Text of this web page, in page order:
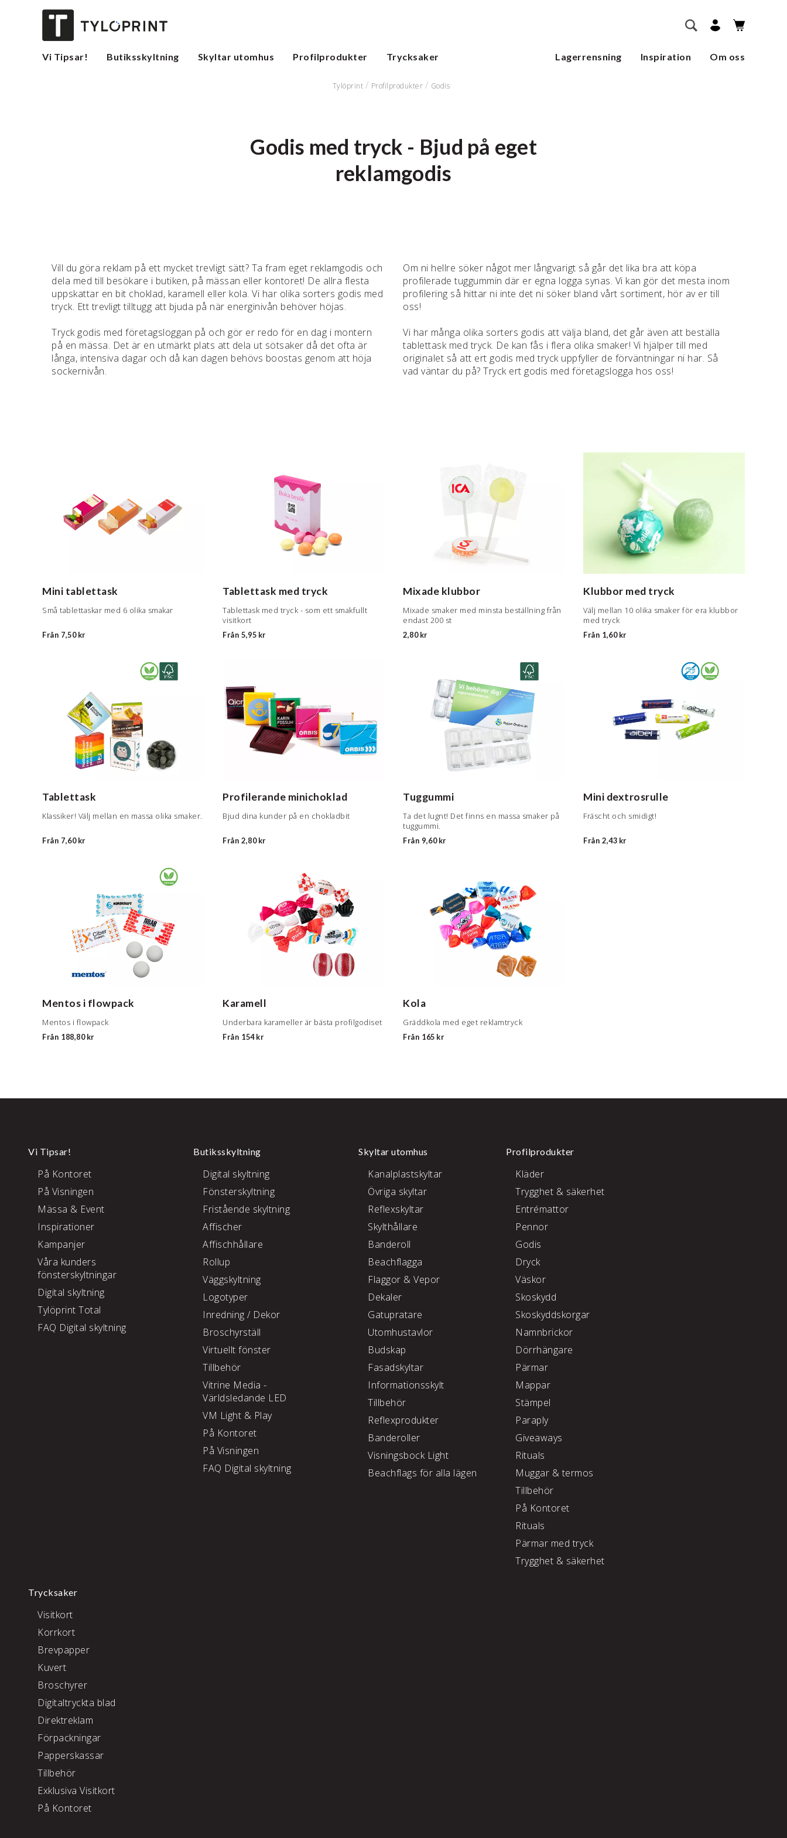
        SÖK
Vi Tipsar! Butiksskyltning Skyltar utomhus Profilprodukter Trycksaker Lagerrensning Inspiration Om oss
Tylöprint Profilprodukter Godis
Godis med tryck - Bjud på eget
reklamgodis
Vill du göra reklam på ett mycket trevligt sätt? Ta fram eget reklamgodis och
dela med till besökare i butiken, på mässan eller kontoret! De allra flesta
uppskattar en bit choklad, karamell eller kola. Vi har olika sorters godis med
tryck. Ett trevligt tilltugg att bjuda på när energinivån behöver höjas.
Tryck godis med företagsloggan på och gör er redo för en dag i montern
på en mässa. Det är en utmärkt plats att dela ut sötsaker då det ofta är
långa, intensiva dagar och då kan dagen behövs boostas genom att höja
sockernivån.
Om ni hellre söker något mer långvarigt så går det lika bra att köpa
profilerade tuggummin där er egna logga synas. Vi kan gör det mesta inom
profilering så hittar ni inte det ni söker bland vårt sortiment, hör av er till
oss!
Vi har många olika sorters godis att välja bland, det går även att beställa
tablettask med tryck. De kan fås i flera olika smaker! Vi hjälper till med
originalet så att ert godis med tryck uppfyller de förväntningar ni har. Så
vad väntar du på? Tryck ert godis med företagslogga hos oss!
Mini tablettask
Små tablettaskar med 6 olika smakar
Från 7,50 kr
Tablettask med tryck
Tablettask med tryck - som ett smakfullt
visitkort
Från 5,95 kr
Mixade klubbor
Mixade smaker med minsta beställning från
endast 200 st
2,80 kr
Klubbor med tryck
Välj mellan 10 olika smaker för era klubbor
med tryck
Från 1,60 kr
Tablettask
Klassiker! Välj mellan en massa olika smaker.
Från 7,60 kr
Profilerande minichoklad
Bjud dina kunder på en chokladbit
Från 2,80 kr
Tuggummi
Ta det lugnt! Det finns en massa smaker på
tuggummi.
Från 9,60 kr
Mini dextrosrulle
Fräscht och smidigt!
Från 2,43 kr
Mentos i flowpack
Mentos i flowpack
Från 188,80 kr
Karamell
Underbara karameller är bästa profilgodiset
Från 154 kr
Kola
Gräddkola med eget reklamtryck
Från 165 kr
Vi Tipsar!
På Kontoret
På Visningen
Mässa & Event
Inspirationer
Kampanjer
Våra kunders
fönsterskyltningar
Digital skyltning
Tylöprint Total
FAQ Digital skyltning
Butiksskyltning
Digital skyltning
Fönsterskyltning
Fristående skyltning
Affischer
Affischhållare
Rollup
Väggskyltning
Logotyper
Inredning / Dekor
Broschyrställ
Virtuellt fönster
Tillbehör
Vitrine Media -
Världsledande LED
VM Light & Play
På Kontoret
På Visningen
FAQ Digital skyltning
Skyltar utomhus
Kanalplastskyltar
Övriga skyltar
Reflexskyltar
Skylthållare
Banderoll
Beachflagga
Flaggor & Vepor
Dekaler
Gatupratare
Utomhustavlor
Budskap
Fasadskyltar
Informationsskylt
Tillbehör
Reflexprodukter
Banderoller
Visningsbock Light
Beachflags för alla lägen
Profilprodukter
Kläder
Trygghet & säkerhet
Entrémattor
Pennor
Godis
Dryck
Väskor
Skoskydd
Skoskyddskorgar
Namnbrickor
Dörrhängare
Pärmar
Mappar
Stämpel
Paraply
Giveaways
Rituals
Muggar & termos
Tillbehör
På Kontoret
Rituals
Pärmar med tryck
Trygghet & säkerhet
Trycksaker
Visitkort
Korrkort
Brevpapper
Kuvert
Broschyrer
Digitaltryckta blad
Direktreklam
Förpackningar
Papperskassar
Tillbehör
Exklusiva Visitkort
På Kontoret